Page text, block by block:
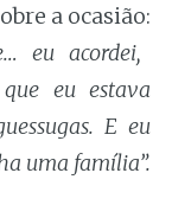
a ocasião:
eu acordei,
eu estava
E eu
uma família”.